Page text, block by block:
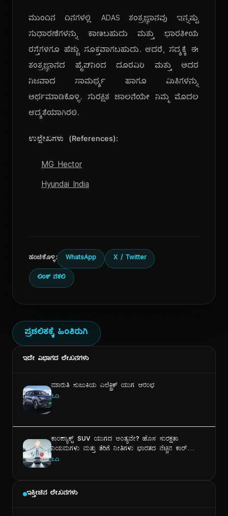
ಮುಂದಿನ ದಿನಗಳಲ್ಲಿ ADAS ತಂತ್ರಜ್ಞಾನವು ಇನ್ನಷ್ಟು
ಸುಧಾರಣೆಗಳನ್ನು ಕಾಣಬಹುದು ಮತ್ತು ಭಾರತೀಯ
ರಸ್ತೆಗಳಿಗೂ ಹೆಚ್ಚು ಸೂಕ್ತವಾಗಬಹುದು. ಆದರೆ, ಸದ್ಯಕ್ಕೆ ಈ
ತಂತ್ರಜ್ಞಾನದ ಹೈಪ್‌ನಿಂದ ದೂರವಿರಿ ಮತ್ತು ಅದರ
ನಿಜವಾದ ಸಾಮರ್ಥ್ಯ ಹಾಗೂ ಮಿತಿಗಳನ್ನು
ಅರ್ಥಮಾಡಿಕೊಳ್ಳಿ. ಸುರಕ್ಷಿತ ಚಾಲನೆಯೇ ನಿಮ್ಮ ಮೊದಲ
ಆದ್ಯತೆಯಾಗಿರಲಿ.
ಉಲ್ಲೇಖಗಳು (References):
MG Hector
Hyundai India
ಹಂಚಿಕೊಳ್ಳಿ: WhatsApp X / Twitter
ಲಿಂಕ್ ನಕಲಿ
ಪ್ರಚಲಿತಕ್ಕೆ ಹಿಂತಿರುಗಿ
ಇದೇ ವಿಭಾಗದ ಲೇಖನಗಳು
ಮಾರುತಿ ಸುಜುಕಿಯ ಎಲೆಕ್ಟ್ರಿಕ್ ಯುಗ ಆರಂಭ
ಓದಿ
ಕಾಂಪ್ಯಾಕ್ಟ್ SUV ಯುಗದ ಅಂತ್ಯವೇ? ಹೊಸ ಸುರಕ್ಷತಾ
ನಿಯಮಗಳು ಮತ್ತು ತೆರಿಗೆ ನೀತಿಗಳು ಭಾರತದ ನೆಚ್ಚಿನ ಕಾರ್
ವಿಭಾಗವನ್ನು ಹೇಗೆ ಬದಲಾಯಿಸುತ್ತಿವೆ?
ಓದಿ
ಇತ್ತೀಚಿನ ಲೇಖನಗಳು